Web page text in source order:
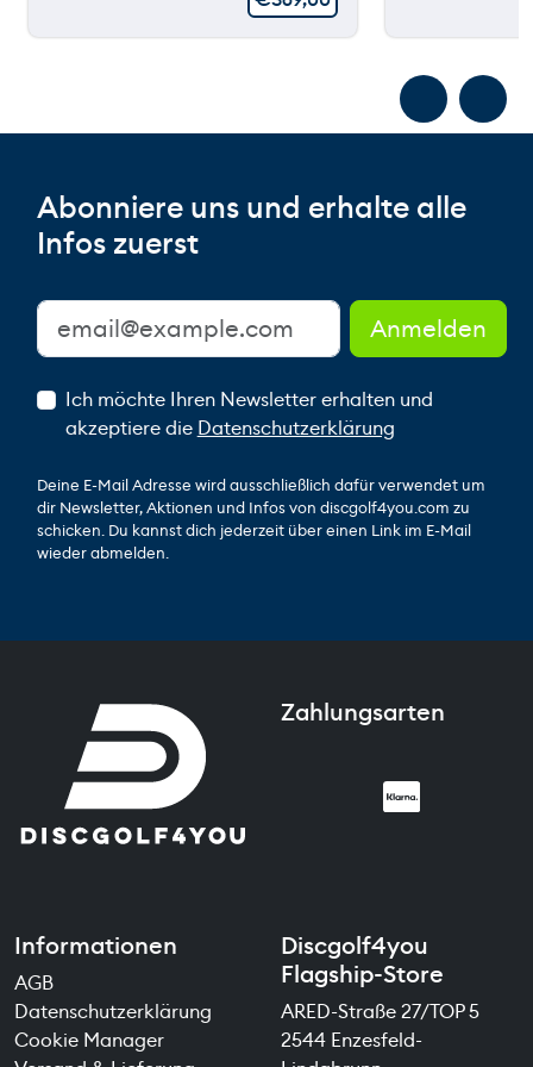
Abonniere uns und erhalte alle
Infos zuerst
Ich möchte Ihren Newsletter erhalten und
akzeptiere die Datenschutzerklärung
Deine E-Mail Adresse wird ausschließlich dafür verwendet um
dir Newsletter, Aktionen und Infos von discgolf4you.com zu
schicken. Du kannst dich jederzeit über einen Link im E-Mail
wieder abmelden.
Zahlungsarten
Informationen
AGB
Datenschutzerklärung
Cookie Manager
Discgolf4you
Flagship-Store
ARED-Straße 27/TOP 5
2544 Enzesfeld-